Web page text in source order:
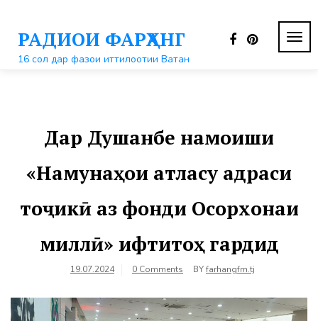
контентуРАДИОИ ФАРҲАНГ
16 сол дар фазои иттилоотии Ватан
Дар Душанбе намоиши
«Намунаҳои атласу адраси
тоҷикӣ аз фонди Осорхонаи
миллӣ» ифтитоҳ гардид
19.07.2024 0 Comments BYfarhangfm.tj